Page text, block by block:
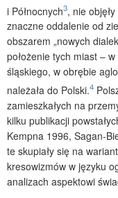
i Północnych3, nie
znaczne oddalenie od
obszarem „nowych
położenie tych miast –
śląskiego, w obrębie
należała do Polski.4
zamieszkałych na
kilku publikacji
Kempna 1996, Sagan-
te skupiały się na
kresowizmów w języku
analizach aspektowi